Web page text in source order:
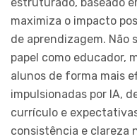
estruturado, baseado
maximiza o impacto
de aprendizagem. Não
papel como educador,
alunos de forma mais
impulsionadas por IA,
currículo e
consistência e clareza